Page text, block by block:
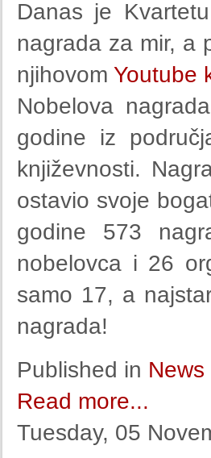
Danas je
nagrada za mir, a
njihovom Youtube
Nobelova
godine iz
književnosti.
ostavio svoje
godine 573
nobelovca i 26
samo 17, a
nagrada!
Published in News
Read more...
Tuesday, 05